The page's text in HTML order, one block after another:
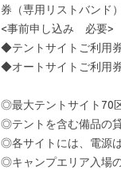
券（専用リストバンド
<事前申し込み 必要>
◆テントサイトご利用
◆オートサイトご利用
◎最大テントサイト70
◎テントを含む備品の
◎各サイトには、電源は
◎キャンプエリア入場